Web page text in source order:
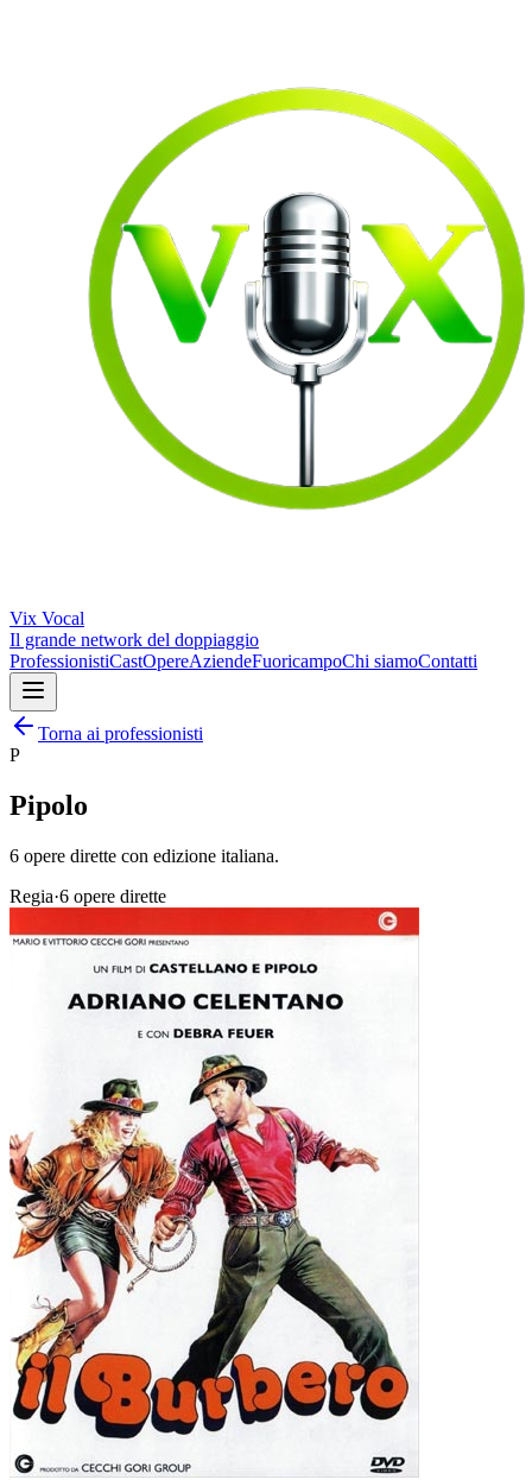
Vix Vocal
Il grande network del doppiaggio
ProfessionistiCastOpereAziendeFuoricampoChi siamoContatti
Torna ai professionisti
P
Pipolo
6 opere dirette con edizione italiana.
Regia·6 opere dirette